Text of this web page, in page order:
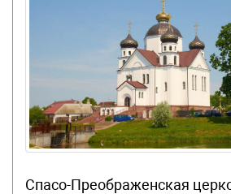
Спасо-Преображенская